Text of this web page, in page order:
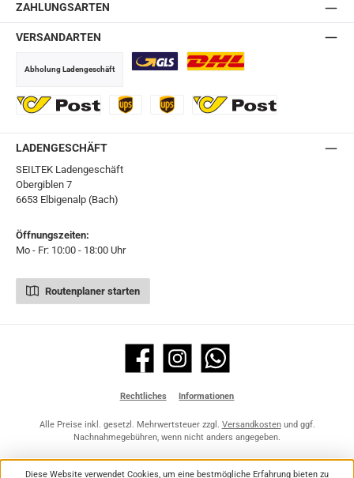
ZAHLUNGSARTEN
VERSANDARTEN
Abholung Ladengeschäft
LADENGESCHÄFT
SEILTEK Ladengeschäft
Obergiblen 7
6653 Elbigenalp (Bach)
Öffnungszeiten:
Mo - Fr: 10:00 - 18:00 Uhr
Routenplaner starten
Facebook Instagram WhatsApp
Rechtliches Informationen
Alle Preise inkl. gesetzl. Mehrwertsteuer zzgl. Versandkostenund ggf.
Nachnahmegebühren, wenn nicht anders angegeben.
Diese Website verwendet Cookies, um eine bestmögliche Erfahrung bieten zu